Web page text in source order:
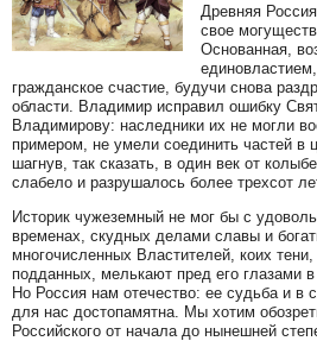
Древняя
свое
Основанная,
гражданское счастие, будучи снова
области. Владимир исправил ошибку
Владимирову: наследники их не могли
примером, не умели соединить частей в
шагнув, так сказать, в один век от
слабело и разрушалось более трехсот
Историк чужеземный не мог бы с
временах, скудных делами славы и
многочисленных Властителей, коих
подданных, мелькают пред его глазами
Но Россия нам отечество: ее судьба и в
для нас достопамятна. Мы хотим
Российского от начала до нынешней